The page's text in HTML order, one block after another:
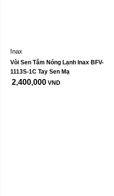
Inax
Vòi Sen Tắm Nóng Lạnh Inax BFV-
1113S-1C Tay Sen Mạ
2,400,000 VND